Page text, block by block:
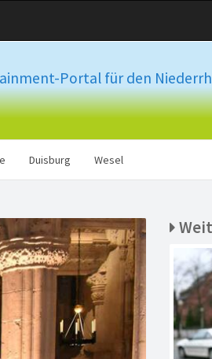
Portal für den
Duisburg Wesel